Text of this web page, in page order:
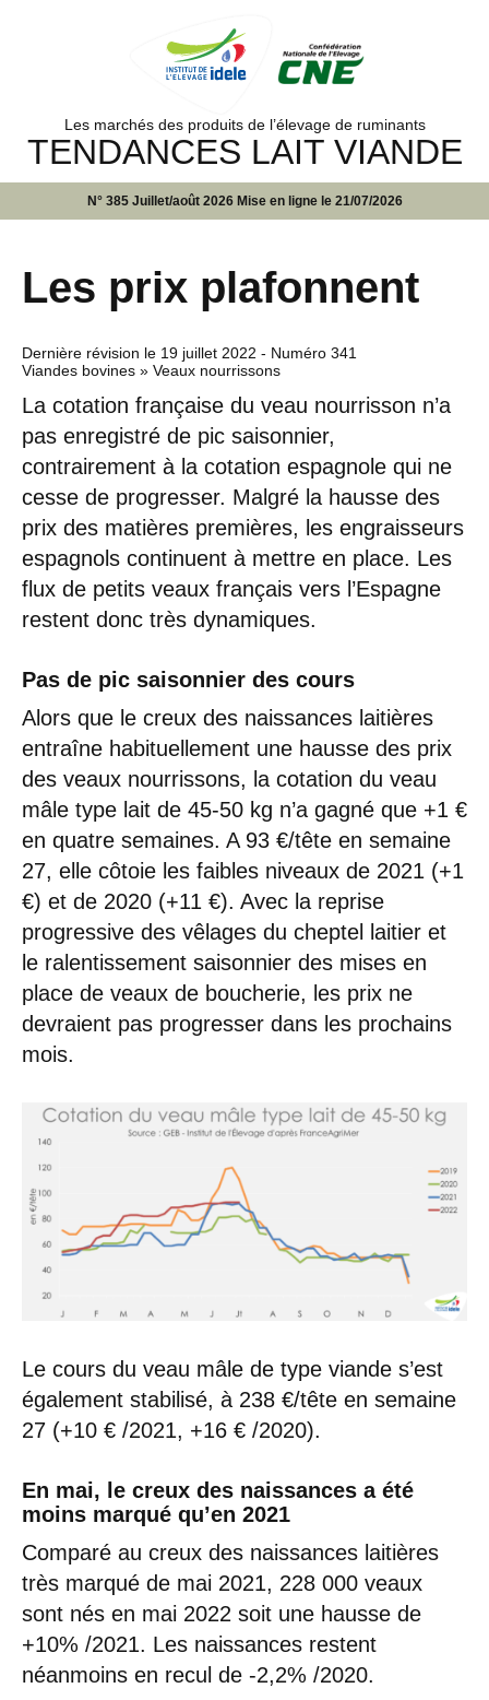
Les marchés des produits de l’élevage de ruminants
TENDANCES LAIT VIANDE
N° 385 Juillet/août 2026 Mise en ligne le 21/07/2026
Les prix plafonnent
Dernière révision le 19 juillet 2022 - Numéro 341
Viandes bovines » Veaux nourrissons
La cotation française du veau nourrisson n’a
pas enregistré de pic saisonnier,
contrairement à la cotation espagnole qui ne
cesse de progresser. Malgré la hausse des
prix des matières premières, les engraisseurs
espagnols continuent à mettre en place. Les
flux de petits veaux français vers l’Espagne
restent donc très dynamiques.
Pas de pic saisonnier des cours
Alors que le creux des naissances laitières
entraîne habituellement une hausse des prix
des veaux nourrissons, la cotation du veau
mâle type lait de 45-50 kg n’a gagné que +1 €
en quatre semaines. A 93 €/tête en semaine
27, elle côtoie les faibles niveaux de 2021 (+1
€) et de 2020 (+11 €). Avec la reprise
progressive des vêlages du cheptel laitier et
le ralentissement saisonnier des mises en
place de veaux de boucherie, les prix ne
devraient pas progresser dans les prochains
mois.
Le cours du veau mâle de type viande s’est
également stabilisé, à 238 €/tête en semaine
27 (+10 € /2021, +16 € /2020).
En mai, le creux des naissances a été
moins marqué qu’en 2021
Comparé au creux des naissances laitières
très marqué de mai 2021, 228 000 veaux
sont nés en mai 2022 soit une hausse de
+10% /2021. Les naissances restent
néanmoins en recul de -2,2% /2020.